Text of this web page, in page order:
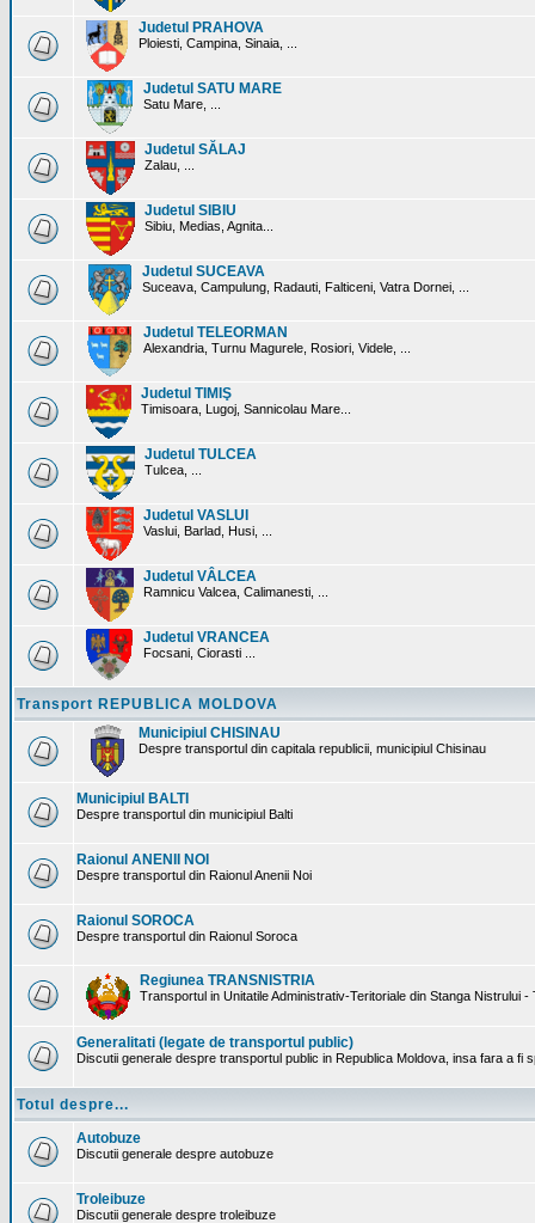
Judetul PRAHOVA
Ploiesti, Campina, Sinaia, ...
Judetul SATU MARE
Satu Mare, ...
Judetul SĂLAJ
Zalau, ...
Judetul SIBIU
Sibiu, Medias, Agnita...
Judetul SUCEAVA
Suceava, Campulung, Radauti, Falticeni, Vatra Dornei, ...
Judetul TELEORMAN
Alexandria, Turnu Magurele, Rosiori, Videle, ...
Judetul TIMIŞ
Timisoara, Lugoj, Sannicolau Mare...
Judetul TULCEA
Tulcea, ...
Judetul VASLUI
Vaslui, Barlad, Husi, ...
Judetul VÂLCEA
Ramnicu Valcea, Calimanesti, ...
Judetul VRANCEA
Focsani, Ciorasti ...
Transport REPUBLICA MOLDOVA
Municipiul CHISINAU
Despre transportul din capitala republicii, municipiul Chisinau
Municipiul BALTI
Despre transportul din municipiul Balti
Raionul ANENII NOI
Despre transportul din Raionul Anenii Noi
Raionul SOROCA
Despre transportul din Raionul Soroca
Regiunea TRANSNISTRIA
Transportul in Unitatile Administrativ-Teritoriale din Stanga Nistrului -
Generalitati (legate de transportul public)
Discutii generale despre transportul public in Republica Moldova, insa fara a fi
Totul despre...
Autobuze
Discutii generale despre autobuze
Troleibuze
Discutii generale despre troleibuze